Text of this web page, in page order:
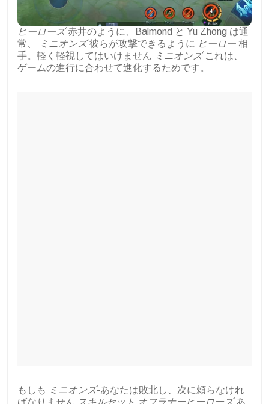
ヒーローズ赤井のように、Balmond と Yu Zhong は通
常、
ミニオンズ彼らが攻撃できるように ヒーロー相
手。軽く軽視してはいけません ミニオンズこれは、
ゲームの進行に合わせて進化するためです。
もしも ミニオンズ-あなたは敗北し、次に頼らなけれ